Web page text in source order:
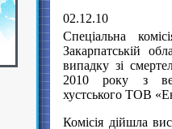
02.12.10
Спеціальна
Закарпатській
випадку зі
2010 року з
хустського ТОВ
Комісія дійшла